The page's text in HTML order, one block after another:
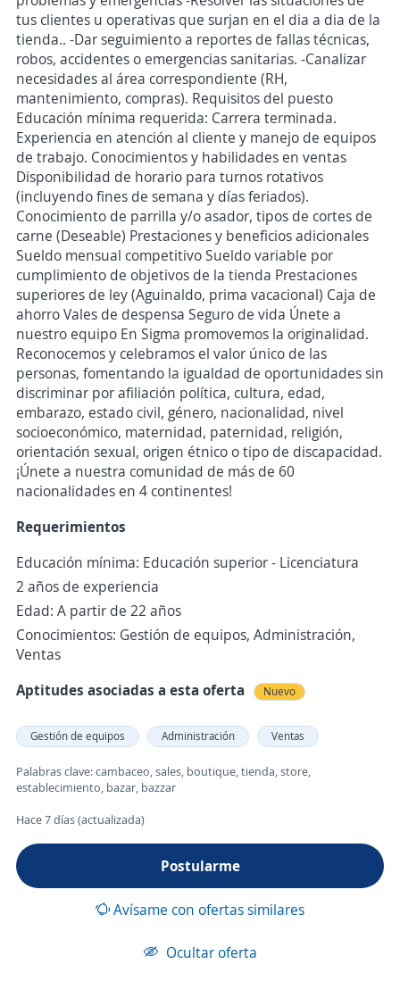
tus clientes u operativas que surjan en el dia a dia de la
tienda.. -Dar seguimiento a reportes de fallas técnicas,
robos, accidentes o emergencias sanitarias. -Canalizar
necesidades al área correspondiente (RH,
mantenimiento, compras). Requisitos del puesto
Educación mínima requerida: Carrera terminada.
Experiencia en atención al cliente y manejo de equipos
de trabajo. Conocimientos y habilidades en ventas
Disponibilidad de horario para turnos rotativos
(incluyendo fines de semana y días feriados).
Conocimiento de parrilla y/o asador, tipos de cortes de
carne (Deseable) Prestaciones y beneficios adicionales
Sueldo mensual competitivo Sueldo variable por
cumplimiento de objetivos de la tienda Prestaciones
superiores de ley (Aguinaldo, prima vacacional) Caja de
ahorro Vales de despensa Seguro de vida Únete a
nuestro equipo En Sigma promovemos la originalidad.
Reconocemos y celebramos el valor único de las
personas, fomentando la igualdad de oportunidades sin
discriminar por afiliación política, cultura, edad,
embarazo, estado civil, género, nacionalidad, nivel
socioeconómico, maternidad, paternidad, religión,
orientación sexual, origen étnico o tipo de discapacidad.
¡Únete a nuestra comunidad de más de 60
nacionalidades en 4 continentes!
Requerimientos
Educación mínima: Educación superior - Licenciatura
2 años de experiencia
Edad: A partir de 22 años
Conocimientos: Gestión de equipos, Administración,
Ventas
Aptitudes asociadas a esta oferta
Nuevo
Gestión de equipos Administración Ventas
Palabras clave: cambaceo, sales, boutique, tienda, store,
establecimiento, bazar, bazzar
Hace 7 días (actualizada)
Postularme
Avísame con ofertas similares
Ocultar oferta